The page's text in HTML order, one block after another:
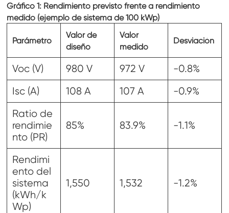
Gráfico 1: Rendimiento previsto frente a rendimiento
medido (ejemplo de sistema de 100 kWp)
Parámetro
Valor de
diseño
Valor
medido
Desviación
Voc (V) 980 V 972 V
-0.8%
Isc (A)
108 A 107 A
-0.9%
Ratio de
rendimie
nto (PR)
85% 83.9% -1.1%
Rendimi
ento del
sistema
(kWh/k
Wp)
1,550 1,532 -1.2%